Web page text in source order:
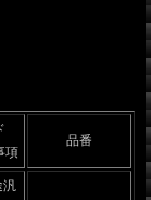
項
品番